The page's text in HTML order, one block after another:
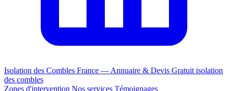
Isolation des Combles France — Annuaire & Devis Gratuit isolation
des combles
Zones d'intervention Nos services Témoignages